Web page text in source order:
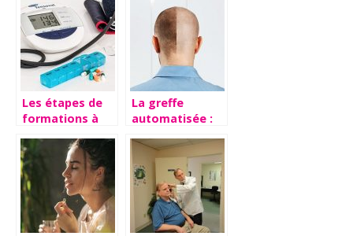
opérations
possibles sur le
sexe masculin
massage
Les étapes de
formations à
devenir un
cardiologue
La greffe
automatisée :
reconnue avec
artas cheveux